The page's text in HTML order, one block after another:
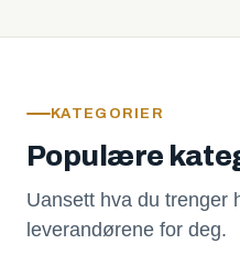
KATEGORIER
Populære
Uansett hva du trenger
leverandørene for deg.